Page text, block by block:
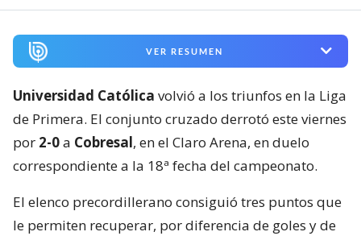
VER RESUMEN
Universidad Católica volvió a los triunfos en la Liga
de Primera. El conjunto cruzado derrotó este viernes
por 2-0a Cobresal, en el Claro Arena, en duelo
correspondiente a la 18ª fecha del campeonato.
El elenco precordillerano consiguió tres puntos que
le permiten recuperar, por diferencia de goles y de